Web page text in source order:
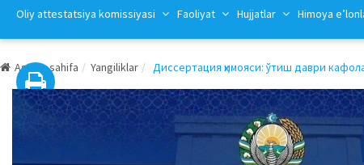
Oliy attestatsiya komissiyasi Faoliyat Hujjatlar Himoya
Asosiy sahifa Yangiliklar Диссертация ҳимояси: ўтиш даври